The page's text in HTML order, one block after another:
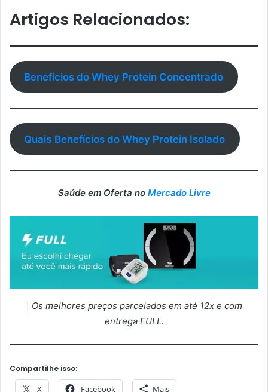
Artigos Relacionados:
Benefícios do Whey Protein Concentrado
Quais Benefícios do Whey Protein Isolado
Saúde em Oferta no Mercado Livre
Os melhores preços parcelados em até 12x e com
entrega FULL.
Compartilhe isso:
X Facebook Mais